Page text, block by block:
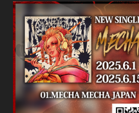
LIVE SCHEDULE
PROFILE
DISCOGRAPHY